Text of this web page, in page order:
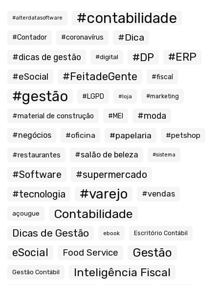
#alterdatasoftware #contabilidade
#Contador #coronavírus #Dica
#dicas de gestão #digital #DP #ERP
#eSocial #FeitadeGente #fiscal
#gestão #LGPD #loja #marketing
#material de construção #MEI #moda
#negócios #oficina #papelaria #petshop
#restaurantes #salão de beleza #sistema
#Software
#supermercado
#tecnologia
#varejo #vendas
açougue Contabilidade
Dicas de Gestão ebook Escritório Contábil
eSocial Food Service Gestão
Gestão Contábil Inteligência Fiscal